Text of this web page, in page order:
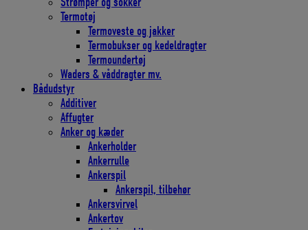
Termotøj
Termoveste og jakker
Termobukser og kedeldragter
Termoundertøj
Waders & våddragter mv.
Bådudstyr
Additiver
Affugter
Anker og kæder
Ankerholder
Ankerrulle
Ankerspil
Ankerspil, tilbehør
Ankersvirvel
Ankertov